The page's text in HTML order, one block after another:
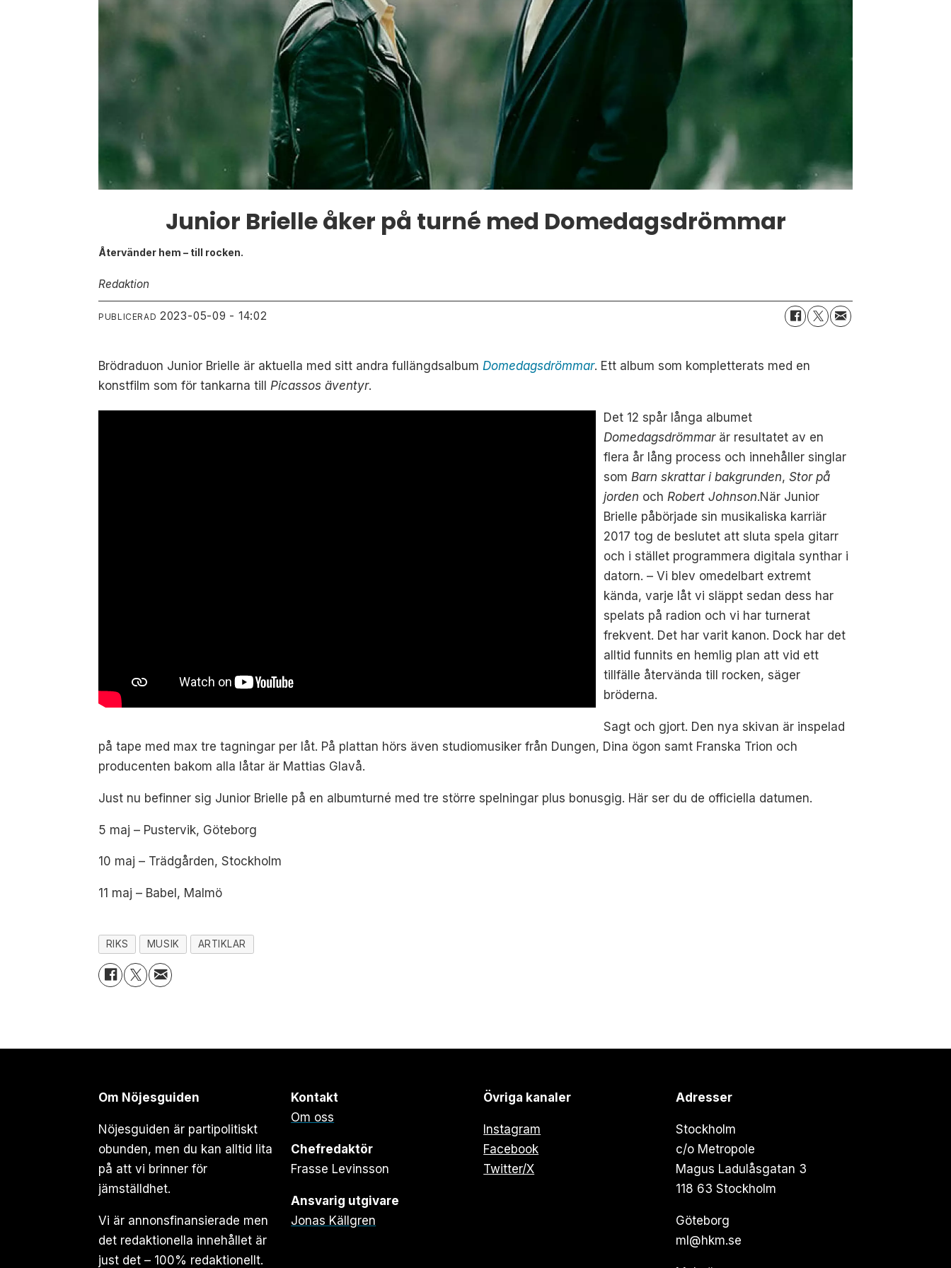
Junior Brielle åker på turné med Domedagsdrömmar
Återvänder hem – till rocken.
Redaktion
PUBLICERAD 2023-05-09 - 14:02
Brödraduon Junior Brielle är aktuella med sitt andra fullängdsalbum Domedagsdrömmar. Ett album som kompletterats med en
konstfilm som för tankarna till Picassos äventyr.
Det 12 spår långa albumet
Domedagsdrömmarär resultatet av en
flera år lång process och innehåller singlar
som Barn skrattar i bakgrunden,Stor på
jorden och Robert Johnson.När Junior
Brielle påbörjade sin musikaliska karriär
2017 tog de beslutet att sluta spela gitarr
och i stället programmera digitala synthar i
datorn. – Vi blev omedelbart extremt
kända, varje låt vi släppt sedan dess har
spelats på radion och vi har turnerat
frekvent. Det har varit kanon. Dock har det
alltid funnits en hemlig plan att vid ett
tillfälle återvända till rocken, säger
bröderna.
Sagt och gjort. Den nya skivan är inspelad
på tape med max tre tagningar per låt. På plattan hörs även studiomusiker från Dungen, Dina ögon samt Franska Trion och
producenten bakom alla låtar är Mattias Glavå.
Just nu befinner sig Junior Brielle på en albumturné med tre större spelningar plus bonusgig. Här ser du de officiella datumen.
5 maj – Pustervik, Göteborg
10 maj – Trädgården, Stockholm
11 maj – Babel, Malmö
RIKS MUSIK ARTIKLAR
Om Nöjesguiden
Nöjesguiden är partipolitiskt
obunden, men du kan alltid lita
på att vi brinner för
jämställdhet.
Vi är annonsfinansierade men
det redaktionella innehållet är
just det – 100% redaktionellt.
Kontakt
Om oss
Chefredaktör
Frasse Levinsson
Ansvarig utgivare
Jonas Källgren
Övriga kanaler
Instagram
Facebook
Twitter/X
Adresser
Stockholm
c/o Metropole
Magus Ladulåsgatan 3
118 63 Stockholm
Göteborg
ml@hkm.se